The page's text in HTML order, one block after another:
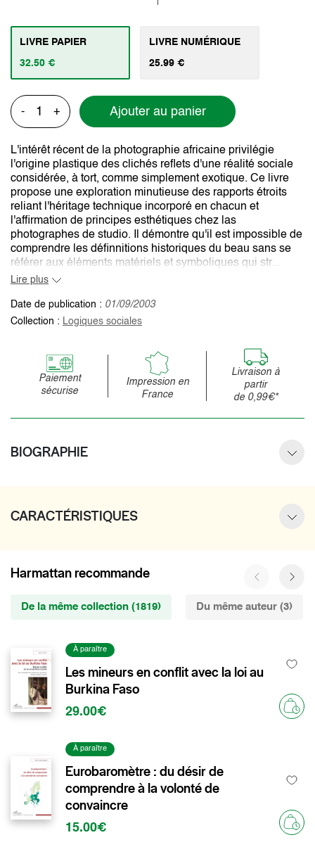
LIVRE PAPIER
32.50 €
LIVRE NUMÉRIQUE
25.99 €
- + Ajouter au panier
L'intérêt récent de la photographie africaine privilégie
l'origine plastique des clichés reflets d'une réalité sociale
considérée, à tort, comme simplement exotique. Ce livre
propose une exploration minutieuse des rapports étroits
reliant l'héritage technique incorporé en chacun et
l'affirmation de principes esthétiques chez las
photographes de studio. Il démontre qu'il est impossible de
comprendre les définnitions historiques du beau sans se
référer aux éléments matériels et symboliques qui str...
Lire plus
Date de publication : 01/09/2003
Collection : Logiques sociales
Paiement
sécurise
Impression en
France
Livraison à
partir
de 0,99€*
BIOGRAPHIE
CARACTÉRISTIQUES
Harmattan recommande
De la même collection (1819) Du même auteur (3)
À paraître
Les mineurs en conflit avec la loi au
Burkina Faso
29.00€
À paraître
Eurobaromètre : du désir de
comprendre à la volonté de
convaincre
15.00€